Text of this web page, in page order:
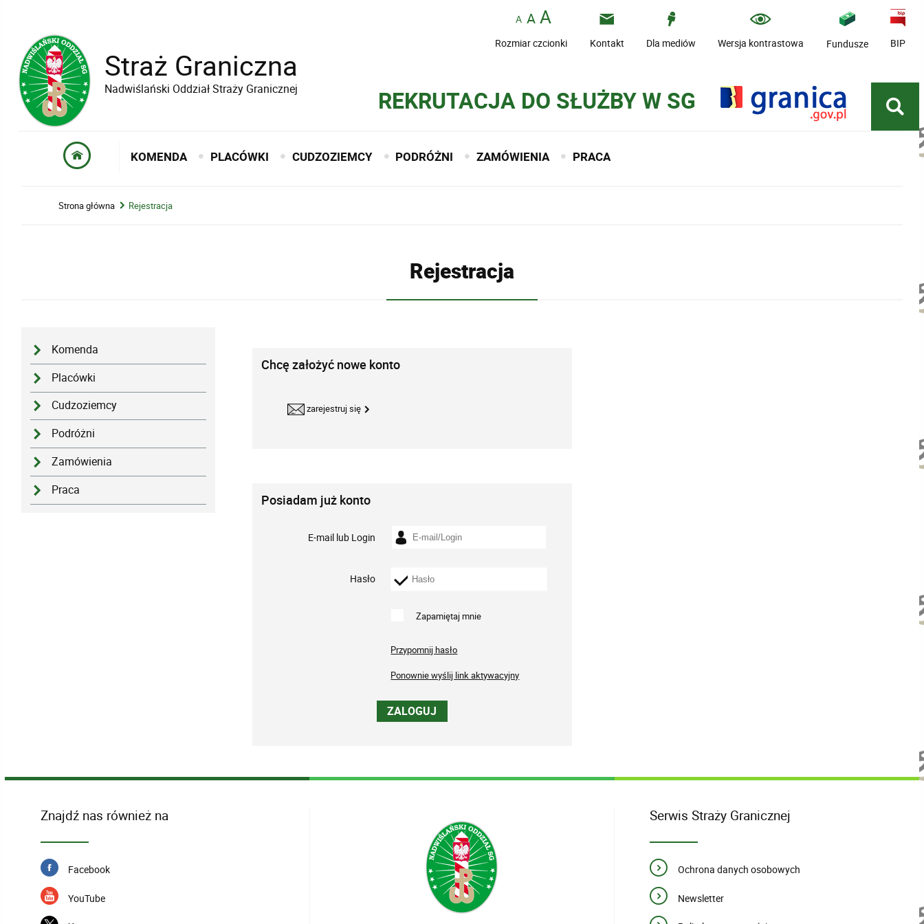
Straż Graniczna
Nadwiślański Oddział Straży Granicznej
Rozmiar czcionki Kontakt Dla mediów Wersja kontrastowa Fundusze BIP
REKRUTACJA DO SŁUŻBY W SG
KOMENDA PLACÓWKI CUDZOZIEMCY PODRÓŻNI ZAMÓWIENIA PRACA
Strona główna Rejestracja
Rejestracja
Komenda
Placówki
Cudzoziemcy
Podróżni
Zamówienia
Praca
Chcę założyć nowe konto
zarejestruj się
Posiadam już konto
E-mail lub Login
Hasło
Zapamiętaj mnie
Przypomnij hasło
Ponownie wyślij link aktywacyjny
Znajdź nas również na
Facebook
YouTube
Serwis Straży Granicznej
Ochrona danych osobowych
Newsletter